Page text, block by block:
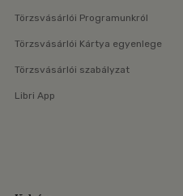
Törzsvásárlói Programunkról
Törzsvásárlói Kártya egyenlege
Törzsvásárlói szabályzat
Libri App